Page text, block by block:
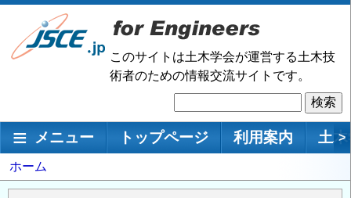
メ
ン
移
このサイトは土木学会が運営する土木技
術者のための情報交流サイトです。
索
メインナビゲーション
メニュー トップページ 利用案内 土 >
パ
ン
ホーム